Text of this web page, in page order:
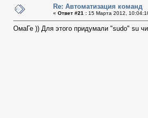
Re: Автоматизация команд
« Ответ #21 : 15 Марта 2012,
ОмаГе )) Для этого придумали "sudo" su